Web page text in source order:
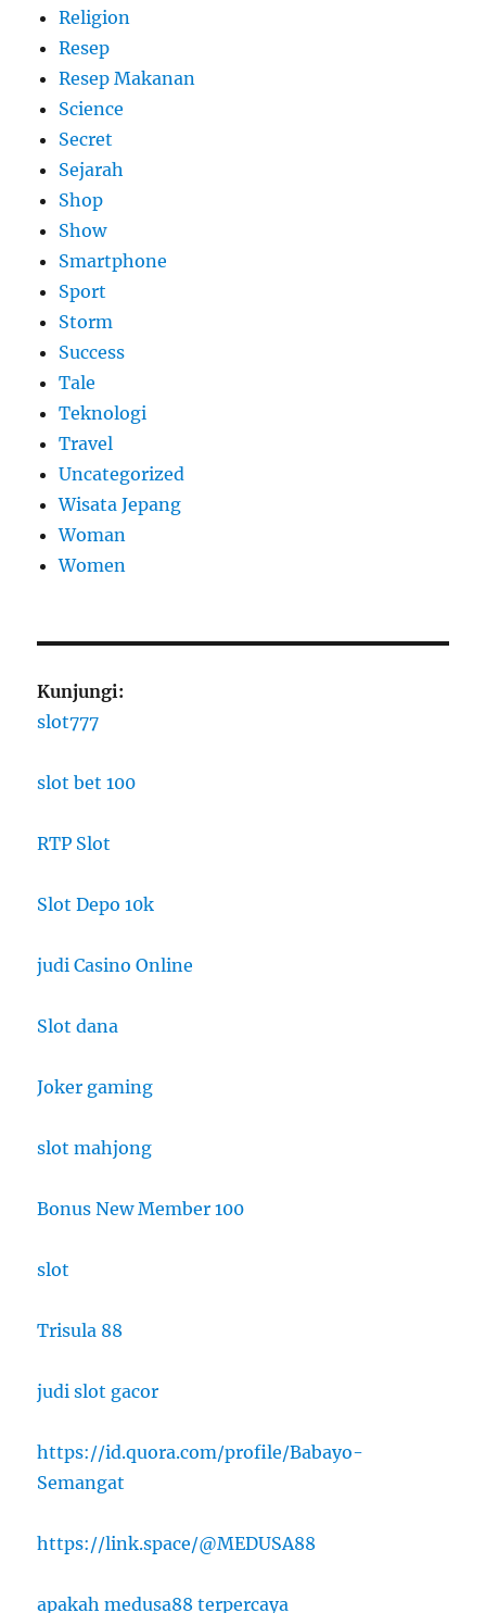
Religion
Resep
Resep Makanan
Science
Secret
Sejarah
Shop
Show
Smartphone
Sport
Storm
Success
Tale
Teknologi
Travel
Uncategorized
Wisata Jepang
Woman
Women
Kunjungi:
slot777
slot bet 100
RTP Slot
Slot Depo 10k
judi Casino Online
Slot dana
Joker gaming
slot mahjong
Bonus New Member 100
slot
Trisula 88
judi slot gacor
https://id.quora.com/profile/Babayo-
Semangat
https://link.space/@MEDUSA88
apakah medusa88 terpercaya